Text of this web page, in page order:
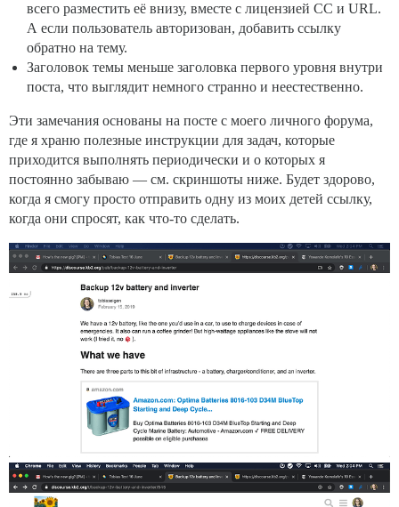
всего разместить её внизу, вместе с лицензией CC и URL.
А если пользователь авторизован, добавить ссылку
обратно на тему.
Заголовок темы меньше заголовка первого уровня внутри
поста, что выглядит немного странно и неестественно.
Эти замечания основаны на посте с моего личного форума,
где я храню полезные инструкции для задач, которые
приходится выполнять периодически и о которых я
постоянно забываю — см. скриншоты ниже. Будет здорово,
когда я смогу просто отправить одну из моих детей ссылку,
когда они спросят, как что-то сделать.